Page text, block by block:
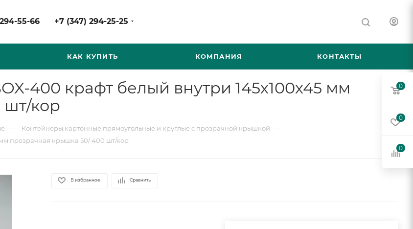
55-66 +7 (347) 294-25-25
КАК КУПИТЬ КОМПАНИЯ КОНТАКТЫ
400 крафт белый внутри 145х100х45 мм
шт/кор
— Контейнеры картонные прямоугольные и круглые с прозрачной крышкой —
прозрачная крышка 50/ 400 шт/кор
В избранное Сравнить
0
0
0